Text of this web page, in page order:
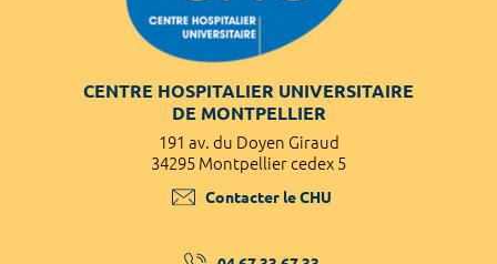
CENTRE HOSPITALIER UNIVERSITAIRE
DE MONTPELLIER
191 av. du Doyen Giraud
34295 Montpellier cedex 5
Contacter le CHU